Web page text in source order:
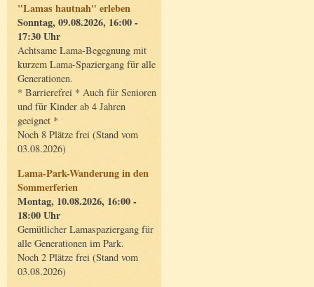
"Lamas hautnah" erleben
Sonntag, 09.08.2026, 16:00 -
17:30 Uhr
Achtsame Lama-Begegnung mit
kurzem Lama-Spaziergang für alle
Generationen.
* Barrierefrei * Auch für Senioren
und für Kinder ab 4 Jahren
geeignet *
Noch 8 Plätze frei (Stand vom
03.08.2026)
Lama-Park-Wanderung in den
Sommerferien
Montag, 10.08.2026, 16:00 -
18:00 Uhr
Gemütlicher Lamaspaziergang für
alle Generationen im Park.
Noch 2 Plätze frei (Stand vom
03.08.2026)